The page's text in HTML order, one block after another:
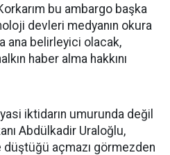
bu ambargo başka
devleri medyanın okura
ana belirleyici olacak,
haber alma hakkını
iktidarın umurunda değil
Abdülkadir Uraloğlu,
düştüğü açmazı görmezden